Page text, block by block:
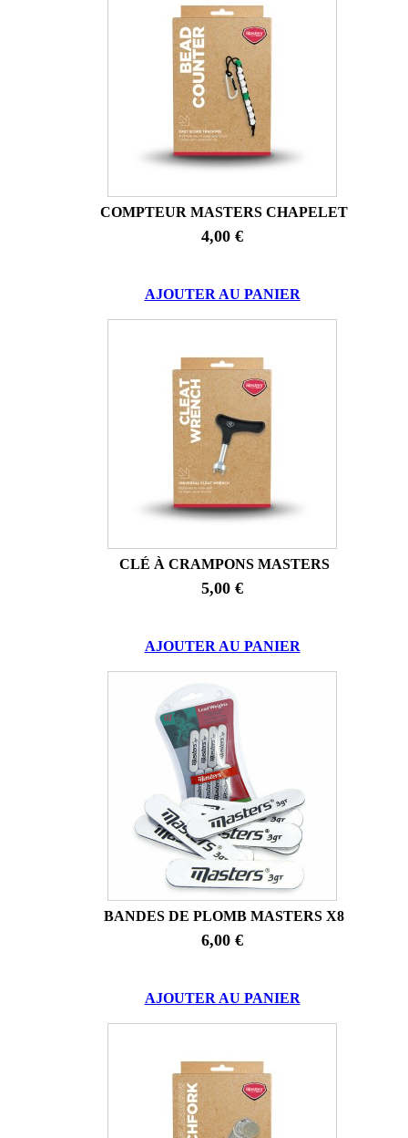
COMPTEUR MASTERS CHAPELET
4,00 €
AJOUTER AU PANIER
CLÉ À CRAMPONS MASTERS
5,00 €
AJOUTER AU PANIER
BANDES DE PLOMB MASTERS X8
6,00 €
AJOUTER AU PANIER